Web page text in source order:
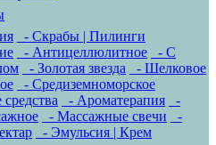
- Скрабы | Пилинги
- Антицеллюлитное
- С
- Золотая звезда
- Шелковое
- Средиземноморское
- Ароматерапия
-
- Массажные свечи
-
- Эмульсия | Крем